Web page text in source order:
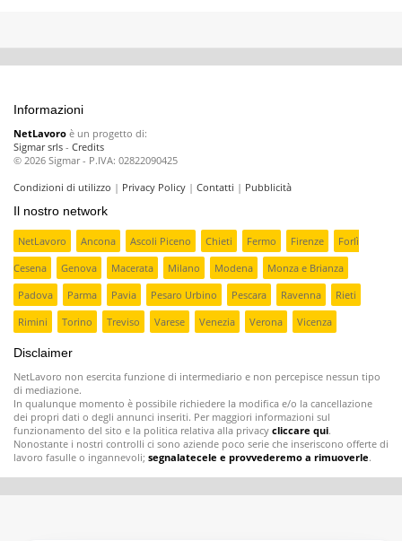
Informazioni
NetLavoro è un progetto di:
Sigmar srls - Credits
© 2026 Sigmar - P.IVA: 02822090425
Condizioni di utilizzo | Privacy Policy | Contatti | Pubblicità
Il nostro network
NetLavoro Ancona Ascoli Piceno Chieti Fermo Firenze
Forlì
Cesena
Genova Macerata Milano Modena
Monza e Brianza
Padova
Parma Pavia Pesaro Urbino Pescara Ravenna
Rieti
Rimini
Torino Treviso Varese Venezia Verona Vicenza
Disclaimer
NetLavoro non esercita funzione di intermediario e non percepisce nessun tipo
di mediazione.
In qualunque momento è possibile richiedere la modifica e/o la cancellazione
dei propri dati o degli annunci inseriti. Per maggiori informazioni sul
funzionamento del sito e la politica relativa alla privacy cliccare qui.
Nonostante i nostri controlli ci sono aziende poco serie che inseriscono offerte di
lavoro fasulle o ingannevoli; segnalatecele e provvederemo a rimuoverle.